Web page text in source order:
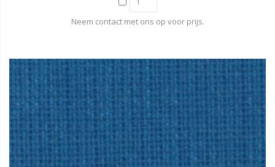
Neem contact met ons op voor prijs.